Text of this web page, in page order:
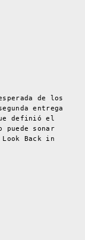
de los
entrega
definió el
puede sonar
Back in